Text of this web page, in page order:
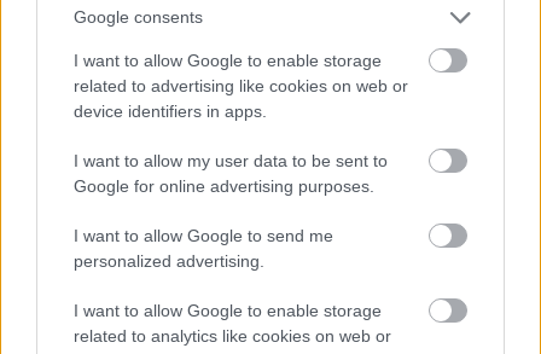
Google consents
I want to allow Google to enable storage
related to advertising like cookies on web or
device identifiers in apps.
I want to allow my user data to be sent to
Google for online advertising purposes.
I want to allow Google to send me
personalized advertising.
I want to allow Google to enable storage
related to analytics like cookies on web or
A frakkszerű megoldás is a férfiak ruhatárából